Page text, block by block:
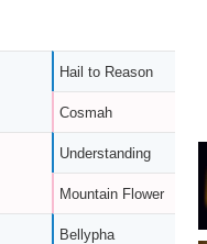
Hail to Reason
Cosmah
Understanding
Mountain Flower
Bellypha